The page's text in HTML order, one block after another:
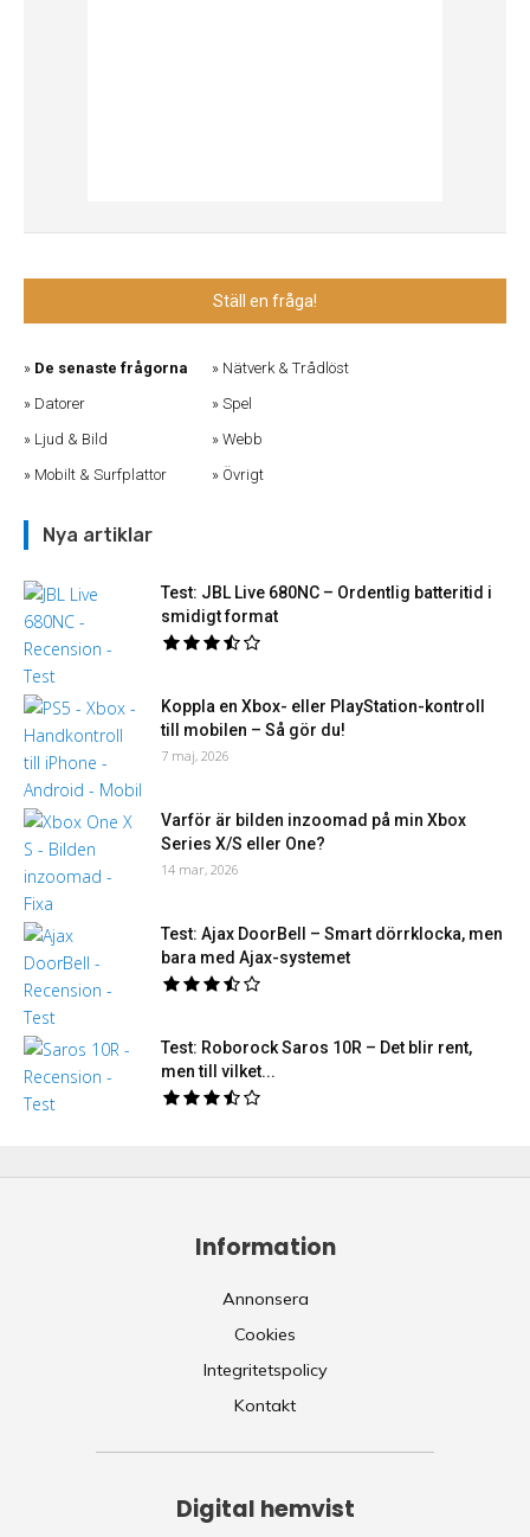
Ställ en fråga!
De senaste frågorna
Datorer
Ljud & Bild
Mobilt & Surfplattor
Nätverk & Trådlöst
Spel
Webb
Övrigt
Nya artiklar
Test: JBL Live 680NC – Ordentlig batteritid i
smidigt format
Koppla en Xbox- eller PlayStation-kontroll
till mobilen – Så gör du!
7 maj, 2026
Varför är bilden inzoomad på min Xbox
Series X/S eller One?
14 mar, 2026
Test: Ajax DoorBell – Smart dörrklocka, men
bara med Ajax-systemet
Test: Roborock Saros 10R – Det blir rent,
men till vilket...
Information
Annonsera
Cookies
Integritetspolicy
Kontakt
Digital hemvist